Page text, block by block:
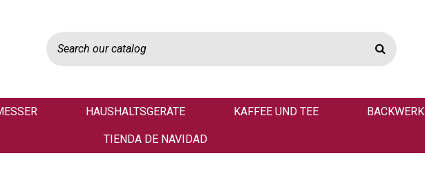
HAUSHALTSGERÄTE KAFFEE UND TEE BACKWERK
TIENDA DE NAVIDAD